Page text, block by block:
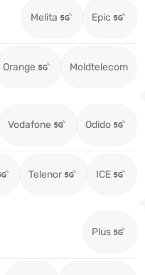
Melita Epic
Orange Moldtelecom
Vodafone Odido
Telenor ICE
Plus